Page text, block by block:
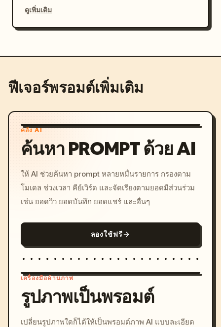
ดูเพิ่มเติม
ฟีเจอร์พรอมต์เพิ่มเติม
คลัง AI
ค้นหา PROMPT ด้วย AI
ให้ AI ช่วยค้นหา prompt หลายหมื่นรายการ กรองตาม
โมเดล ช่วงเวลา คีย์เวิร์ด และจัดเรียงตามยอดมีส่วนร่วม
เช่น ยอดวิว ยอดบันทึก ยอดแชร์ และอื่นๆ
ลองใช้ฟรี
c, cyberpunk sunset, neon
เครื่องมือด้านภาพ
รูปภาพเป็นพรอมต์
เปลี่ยนรูปภาพใดก็ได้ให้เป็นพรอมต์ภาพ AI แบบละเอียด